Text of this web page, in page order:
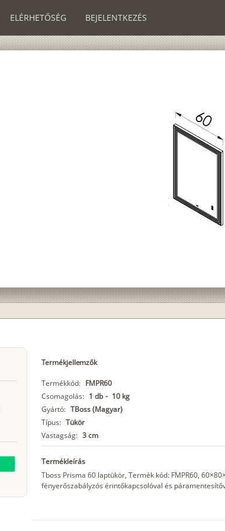
ELÉRHETŐSÉG BEJELENTKEZÉS
Termékjellemzők
Termékkód: FMPR60
Csomagolás: 1 db - 10 kg
Gyártó: TBoss (Magyar)
Típus: Tükör
Vastagság: 3 cm
Termékleírás
Tboss Prisma 60 laptükör, Termék kód: FMPR60,
fényerőszabályzós érintőkapcsolóval és